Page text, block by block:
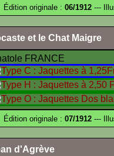
Édition originale : 06/1912 ---
et le Chat Maigre
FRANCE
Édition originale : 07/1912 ---
d'Agrève